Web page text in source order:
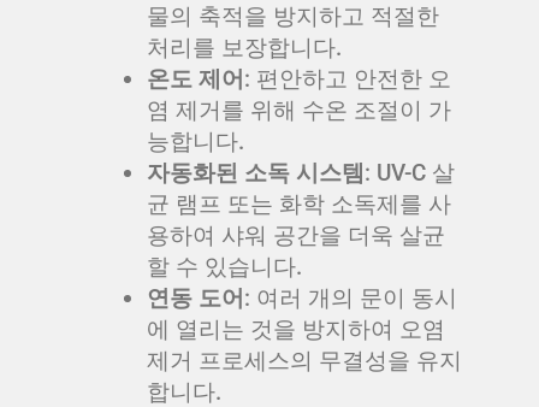
물의 축적을 방지하고 적절한
처리를 보장합니다.
온도 제어 : 편안하고 안전한 오
염 제거를 위해 수온 조절이 가
능합니다.
자동화된 소독 시스템 : UV-C 살
균 램프 또는 화학 소독제를 사
용하여 샤워 공간을 더욱 살균
할 수 있습니다.
연동 도어 : 여러 개의 문이 동시
에 열리는 것을 방지하여 오염
제거 프로세스의 무결성을 유지
합니다.